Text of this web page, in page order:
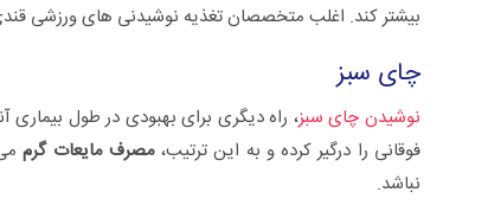
بیشتر کند. اغلب متخصصان تغذیه نوشیدنی های ورزشی
چای سبز
نوشیدن چای سبز، راه دیگری برای بهبودی در طول بیماری
فوقانی را درگیر کرده و به این ترتیب،مصرف مایعات گرممی
نباشد.